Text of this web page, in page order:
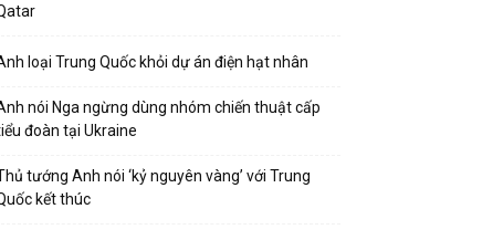
loại Trung Quốc khỏi dự án điện hạt nhân
nói Nga ngừng dùng nhóm chiến thuật cấp
đoàn tại Ukraine
tướng Anh nói ‘kỷ nguyên vàng’ với Trung
kết thúc